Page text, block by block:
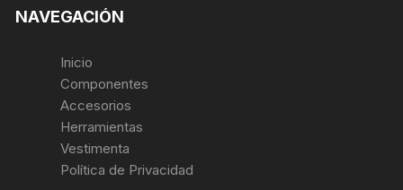
NAVEGACIÓN
Inicio
Componentes
Accesorios
Herramientas
Vestimenta
Política de Privacidad